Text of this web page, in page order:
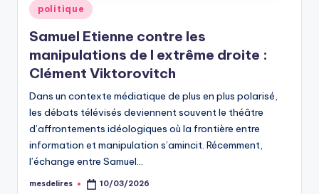
Posted
in
politique
Samuel Etienne contre les
manipulations de l extrême droite :
Clément Viktorovitch
Dans un contexte médiatique de plus en plus polarisé,
les débats télévisés deviennent souvent le théâtre
d’affrontements idéologiques où la frontière entre
information et manipulation s’amincit. Récemment,
l’échange entre Samuel…
Posted
mesdelires 10/03/2026